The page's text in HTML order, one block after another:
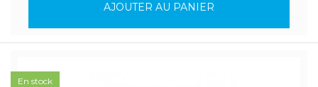
AJOUTER AU PANIER
En stock